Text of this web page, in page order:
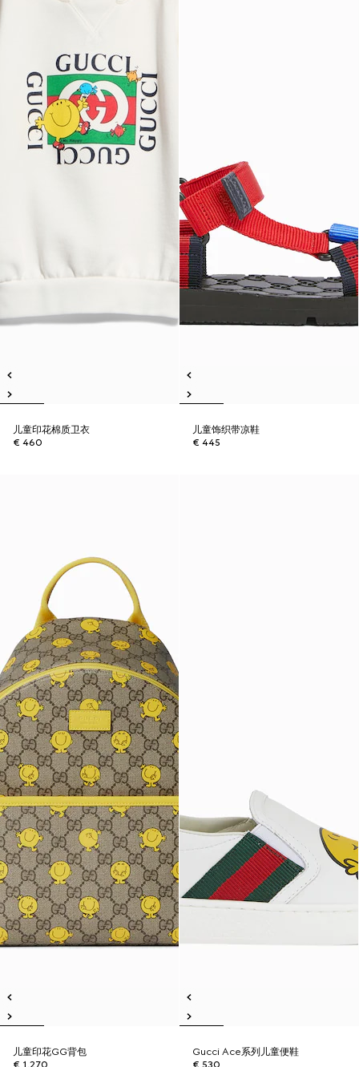
儿童印花棉质卫衣
€ 460
儿童饰织带凉鞋
€ 445
儿童印花GG背包
€ 1.270
Gucci Ace系列儿童便鞋
€ 530